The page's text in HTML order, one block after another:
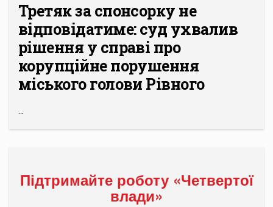
Третяк за спонсорку не
відповідатиме: суд ухвалив
рішення у справі про
корупційне порушення
міського голови Рівного
...
Підтримайте роботу «Четвертої
влади»